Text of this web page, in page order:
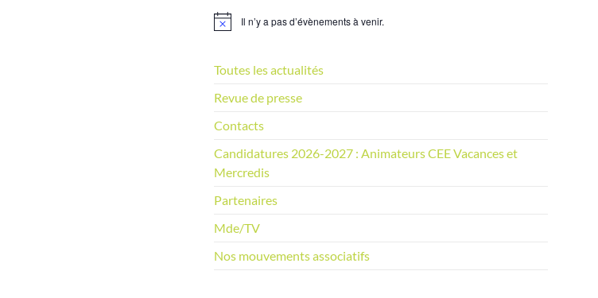
N
i
c
Il n’y a pas d’évènements à venir.
Toutes les actualités
Revue de presse
Contacts
Candidatures 2026-2027 : Animateurs CEE Vacances et
Mercredis
Partenaires
Mde/TV
Nos mouvements associatifs